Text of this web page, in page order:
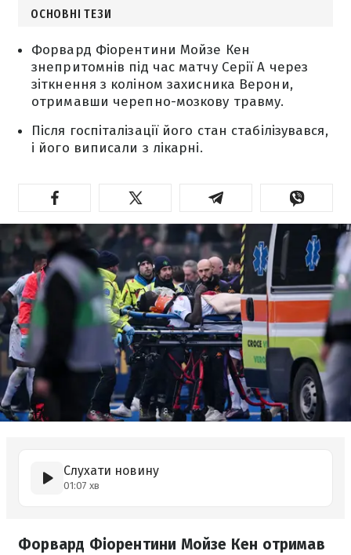
ОСНОВНІ ТЕЗИ
Форвард Фіорентини Мойзе Кен
знепритомнів під час матчу Серії А через
зіткнення з коліном захисника Верони,
отримавши черепно-мозкову травму.
Після госпіталізації його стан стабілізувався,
і його виписали з лікарні.
Слухати новину
01:07 хв
Форвард Фіорентини Мойзе Кен отримав